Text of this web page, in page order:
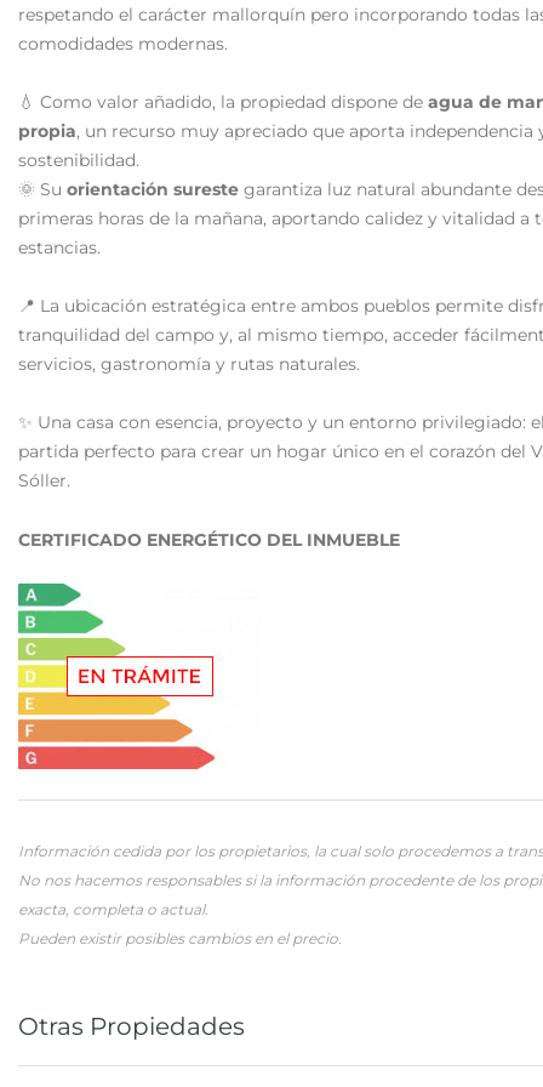
respetando el carácter mallorquín pero incorporando todas
comodidades modernas.
💧 Como valor añadido, la propiedad dispone de agua de
propia, un recurso muy apreciado que aporta independencia
sostenibilidad.
🌞 Su orientación sureste garantiza luz natural abundante
primeras horas de la mañana, aportando calidez y vitalidad a
estancias.
📍 La ubicación estratégica entre ambos pueblos permite
tranquilidad del campo y, al mismo tiempo, acceder
servicios, gastronomía y rutas naturales.
✨ Una casa con esencia, proyecto y un entorno privilegiado:
partida perfecto para crear un hogar único en el corazón del
Sóller.
CERTIFICADO ENERGÉTICO DEL INMUEBLE
Información cedida por los propietarios, la cual solo procedemos a
No nos hacemos responsables si la información procedente de los
exacta, completa o actual.
Pueden existir posibles cambios en el precio.
Otras Propiedades